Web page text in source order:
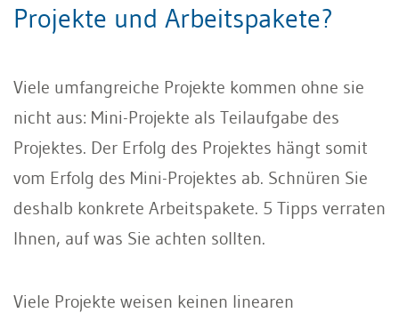
Projekte und Arbeitspakete?
Viele umfangreiche Projekte kommen ohne sie
nicht aus: Mini-Projekte als Teilaufgabe des
Projektes. Der Erfolg des Projektes hängt somit
vom Erfolg des Mini-Projektes ab. Schnüren Sie
deshalb konkrete Arbeitspakete. 5 Tipps verraten
Ihnen, auf was Sie achten sollten.
Viele Projekte weisen keinen linearen